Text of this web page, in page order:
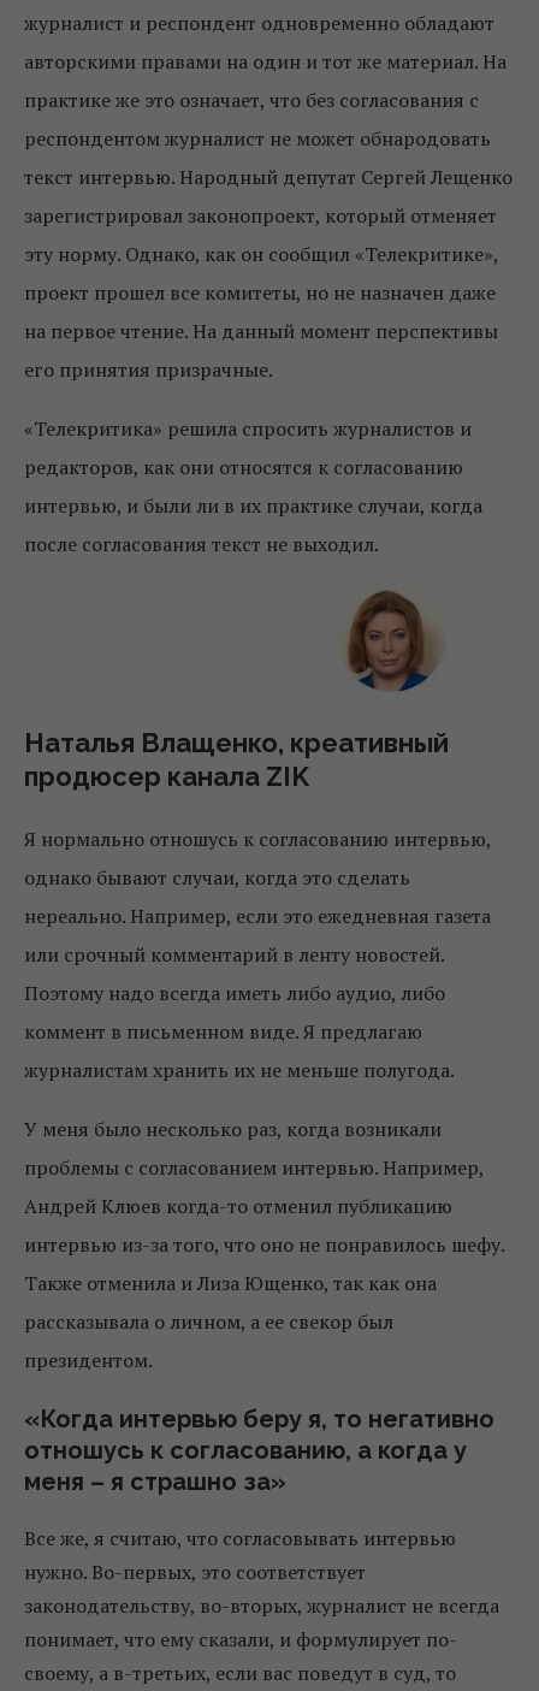
журналист и респондент одновременно обладают
авторскими правами на один и тот же материал. На
практике же это означает, что без согласования с
респондентом журналист не может обнародовать
текст интервью. Народный депутат Сергей Лещенко
зарегистрировал законопроект, который отменяет
эту норму. Однако, как он сообщил «Телекритике»,
проект прошел все комитеты, но не назначен даже
на первое чтение. На данный момент перспективы
его принятия призрачные.
«Телекритика» решила спросить журналистов и
редакторов, как они относятся к согласованию
интервью, и были ли в их практике случаи, когда
после согласования текст не выходил.
Наталья Влащенко, креативный
продюсер канала ZIK
Я нормально отношусь к согласованию интервью,
однако бывают случаи, когда это сделать
нереально. Например, если это ежедневная газета
или срочный комментарий в ленту новостей.
Поэтому надо всегда иметь либо аудио, либо
коммент в письменном виде. Я предлагаю
журналистам хранить их не меньше полугода.
У меня было несколько раз, когда возникали
проблемы с согласованием интервью. Например,
Андрей Клюев когда-то отменил публикацию
интервью из-за того, что оно не понравилось шефу.
Также отменила и Лиза Ющенко, так как она
рассказывала о личном, а ее свекор был
президентом.
«Когда интервью беру я, то негативно
отношусь к согласованию, а когда у
меня – я страшно за»
Все же, я считаю, что согласовывать интервью
нужно. Во-первых, это соответствует
законодательству, во-вторых, журналист не всегда
понимает, что ему сказали, и формулирует по-
своему, а в-третьих, если вас поведут в суд, то